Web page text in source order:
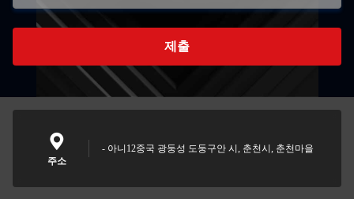
제출
주소
- 아니12중국 광둥성 도둥구안 시, 춘천시, 춘천마을